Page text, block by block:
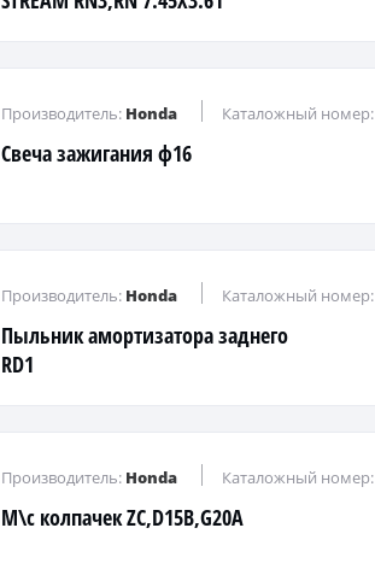
Свеча зажигания ф16
Производитель: Honda Каталожный номер:
Пыльник амортизатора заднего
RD1
Производитель: Honda Каталожный номер:
М\с колпачек ZC,D15B,G20A
Производитель: Honda Каталожный номер: